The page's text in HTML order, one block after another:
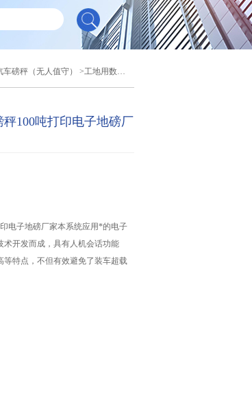
磅秤（无人值守） >工地用数字式汽车地磅秤100吨打印电子地磅厂家
100吨打印电子地磅厂
电子地磅厂家本系统应用*的电子
术开发而成，具有人机会话功能
特点，不但有效避免了装车超载